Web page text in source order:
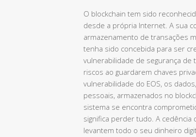
O blockchain tem sido
desde a própria Internet. A sua
armazenamento de transações
tenha sido concebida para ser
vulnerabilidade de segurança
riscos ao guardarem chaves
vulnerabilidade do EOS, os
pessoais, armazenados no
sistema se encontra
significa perder tudo. A
levantem todo o seu dinheiro